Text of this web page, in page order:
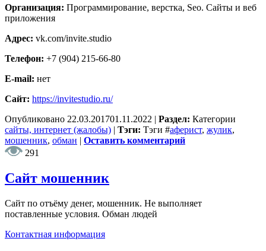
Организация: Программирование, верстка, Seo. Сайты и веб
приложения
Адрес: vk.com/invite.studio
Телефон: +7 (904) 215-66-80
E-mail: нет
Сайт: https://invitestudio.ru/
Опубликовано 22.03.201701.11.2022 | Раздел: Категории
сайты, интернет (жалобы) | Тэги: Тэги #аферист, жулик,
мошенник, обман | Оставить комментарий
291
Сайт мошенник
Сайт по отъёму денег, мошенник. Не выполняет
поставленные условия. Обман людей
Контактная информация